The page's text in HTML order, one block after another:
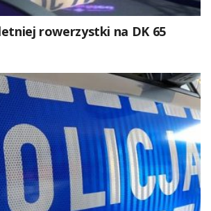
rowerzystki na DK 65